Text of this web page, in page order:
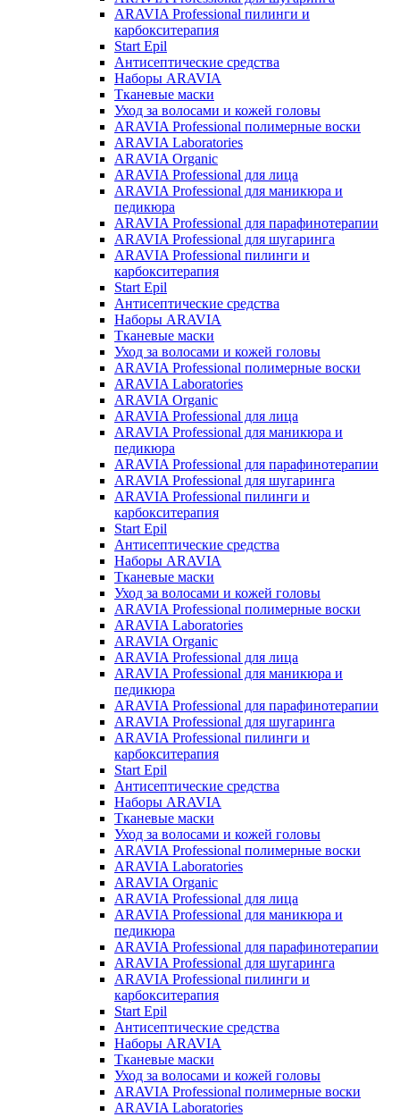
ARAVIA Professional пилинги и
карбокситерапия
Start Epil
Антисептические средства
Наборы ARAVIA
Тканевые маски
Уход за волосами и кожей головы
ARAVIA Professional полимерные воски
ARAVIA Laboratories
ARAVIA Organic
ARAVIA Professional для лица
ARAVIA Professional для маникюра и
педикюра
ARAVIA Professional для парафинотерапии
ARAVIA Professional для шугаринга
ARAVIA Professional пилинги и
карбокситерапия
Start Epil
Антисептические средства
Наборы ARAVIA
Тканевые маски
Уход за волосами и кожей головы
ARAVIA Professional полимерные воски
ARAVIA Laboratories
ARAVIA Organic
ARAVIA Professional для лица
ARAVIA Professional для маникюра и
педикюра
ARAVIA Professional для парафинотерапии
ARAVIA Professional для шугаринга
ARAVIA Professional пилинги и
карбокситерапия
Start Epil
Антисептические средства
Наборы ARAVIA
Тканевые маски
Уход за волосами и кожей головы
ARAVIA Professional полимерные воски
ARAVIA Laboratories
ARAVIA Organic
ARAVIA Professional для лица
ARAVIA Professional для маникюра и
педикюра
ARAVIA Professional для парафинотерапии
ARAVIA Professional для шугаринга
ARAVIA Professional пилинги и
карбокситерапия
Start Epil
Антисептические средства
Наборы ARAVIA
Тканевые маски
Уход за волосами и кожей головы
ARAVIA Professional полимерные воски
ARAVIA Laboratories
ARAVIA Organic
ARAVIA Professional для лица
ARAVIA Professional для маникюра и
педикюра
ARAVIA Professional для парафинотерапии
ARAVIA Professional для шугаринга
ARAVIA Professional пилинги и
карбокситерапия
Start Epil
Антисептические средства
Наборы ARAVIA
Тканевые маски
Уход за волосами и кожей головы
ARAVIA Professional полимерные воски
ARAVIA Laboratories